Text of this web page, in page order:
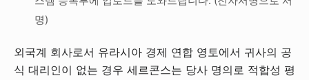
명)
외국계 회사로서 유라시아 경제 연합 영토에서 귀사의 공
식 대리인이 없는 경우 세르콘스는 당사 명의로 적합성 평